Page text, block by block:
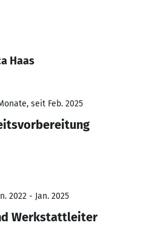
Haas
seit Feb. 2025
2022 - Jan. 2025
Werkstattleiter